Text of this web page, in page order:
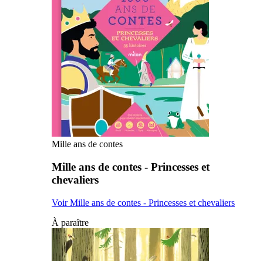
Mille ans de contes
Mille ans de contes - Princesses et
chevaliers
Voir Mille ans de contes - Princesses et chevaliers
À paraître